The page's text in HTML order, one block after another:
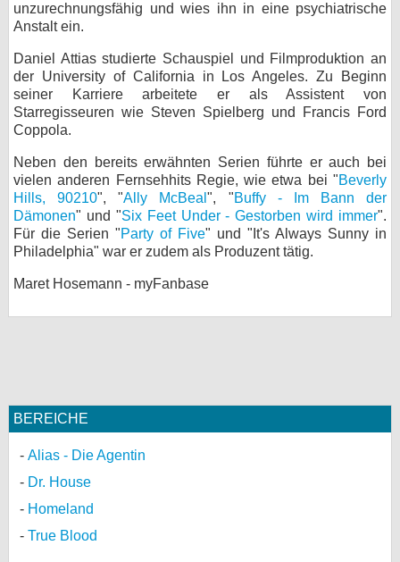
unzurechnungsfähig und wies ihn in eine psychiatrische
Anstalt ein.
Daniel Attias studierte Schauspiel und Filmproduktion an
der University of California in Los Angeles. Zu Beginn
seiner Karriere arbeitete er als Assistent von
Starregisseuren wie Steven Spielberg und Francis Ford
Coppola.
Neben den bereits erwähnten Serien führte er auch bei
vielen anderen Fernsehhits Regie, wie etwa bei "Beverly
Hills, 90210", "Ally McBeal", "Buffy - Im Bann der
Dämonen" und "Six Feet Under - Gestorben wird immer".
Für die Serien "Party of Five" und "It's Always Sunny in
Philadelphia" war er zudem als Produzent tätig.
Maret Hosemann - myFanbase
BEREICHE
Alias - Die Agentin
Dr. House
Homeland
True Blood
Forum
bei X
bei Facebook
Nutzungsbedingungen
Datenschutz
Cookie-Einstellungen